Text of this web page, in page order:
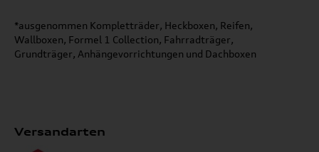
*ausgenommen Kompletträder, Heckboxen, Reifen,
Wallboxen, Formel 1 Collection, Fahrradträger,
Grundträger, Anhängevorrichtungen und Dachboxen
Versandarten